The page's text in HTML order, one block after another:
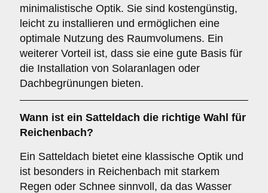
minimalistische Optik. Sie sind kostengünstig,
leicht zu installieren und ermöglichen eine
optimale Nutzung des Raumvolumens. Ein
weiterer Vorteil ist, dass sie eine gute Basis für
die Installation von Solaranlagen oder
Dachbegrünungen bieten.
Wann ist ein Satteldach die richtige Wahl für
Reichenbach?
Ein Satteldach bietet eine klassische Optik und
ist besonders in Reichenbach mit starkem
Regen oder Schnee sinnvoll, da das Wasser